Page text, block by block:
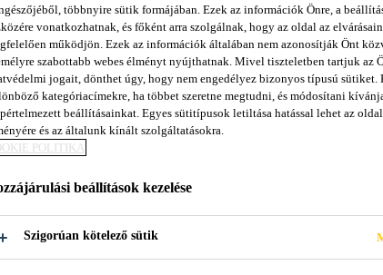
OLYAN
többnyire sütik formájában. Ezek az információk Önre, a
vonatkozhatnak, és főként arra szolgálnak, hogy az oldal az
működjön. Ezek az információk általában nem azonosítják Önt
szabottabb webes élményt nyújthatnak. Mivel tiszteletben tartjuk az
jogait, dönthet úgy, hogy nem engedélyez bizonyos típusú sütiket.
kategóriacímekre, ha többet szeretne megtudni, és módosítani
beállításainkat. Egyes sütitípusok letiltása hatással lehet az
és az általunk kínált szolgáltatásokra.
POLITIKA
beállítások kezelése
Szigorúan kötelező sütik